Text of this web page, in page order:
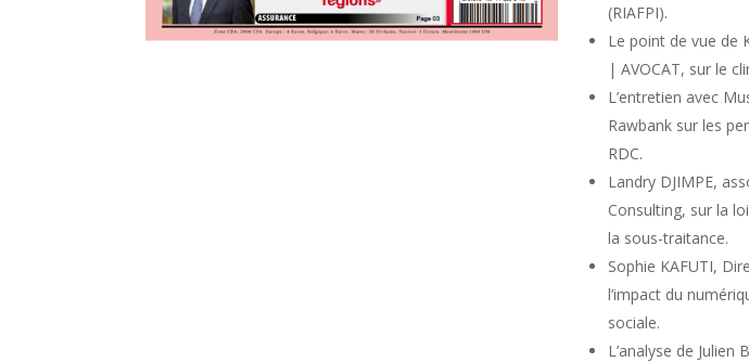
(RIAFPI).
Le point de vue de
| AVOCAT, sur le
L’entretien avec
Rawbank sur les
RDC.
Landry DJIMPE,
Consulting, sur la
la sous-traitance.
Sophie KAFUTI,
l’impact du
sociale.
L’analyse de